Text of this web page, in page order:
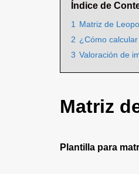
Índice de
1
Matriz de
2 ¿Cómo
3 Valoración de
Matriz
Plantilla para